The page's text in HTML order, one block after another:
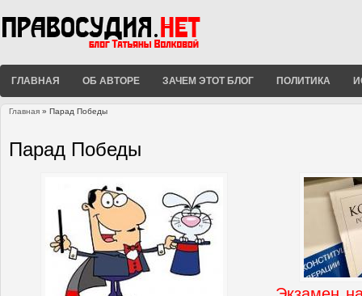
ГЛАВНАЯ ОБ АВТОРЕ ЗАЧЕМ ЭТОТ БЛОГ ПОЛИТИКА
Главная » Парад Победы
Парад Победы